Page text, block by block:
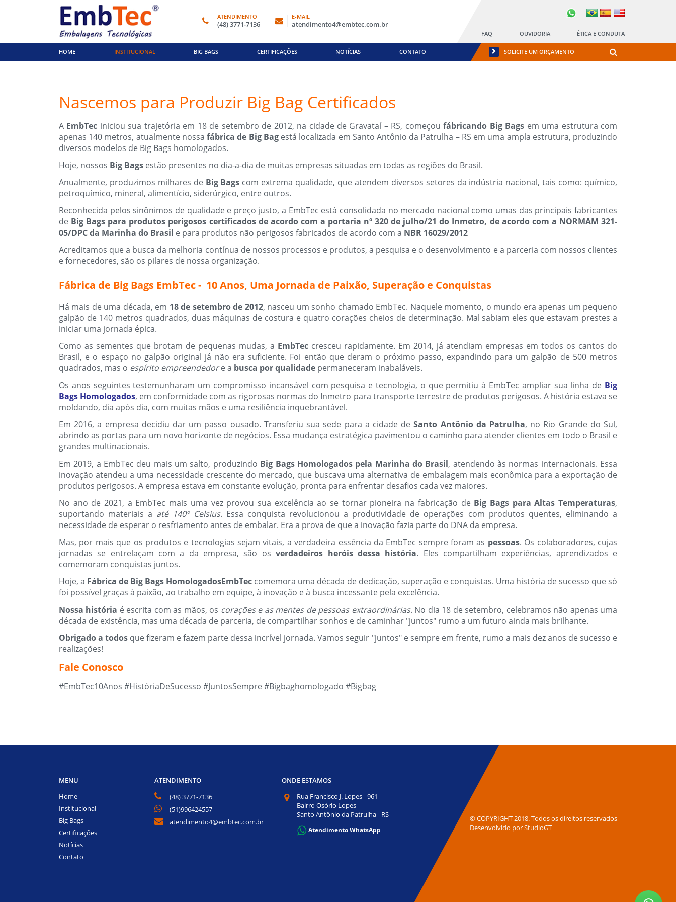
ATENDIMENTO
(48) 3771-7136
E-MAIL
atendimento4@embtec.com.br
FAQ OUVIDORIA ÉTICA E CONDUTA
HOME INSTITUCIONAL BIG BAGS CERTIFICAÇÕES NOTÍCIAS CONTATO SOLICITE UM ORÇAMENTO
Nascemos para Produzir Big Bag Certificados
A EmbTec iniciou sua trajetória em 18 de setembro de 2012, na cidade de Gravataí – RS, começou fábricando Big Bags em uma estrutura com
apenas 140 metros, atualmente nossafábrica de Big Bagestá localizada em Santo Antônio da Patrulha – RS em uma ampla estrutura, produzindo
diversos modelos de Big Bags homologados.
Hoje, nossos Big Bags estão presentes no dia-a-dia de muitas empresas situadas em todas as regiões do Brasil.
Anualmente, produzimos milhares de Big Bags com extrema qualidade, que atendem diversos setores da indústria nacional, tais como: químico,
petroquímico, mineral, alimentício, siderúrgico, entre outros.
Reconhecida pelos sinônimos de qualidade e preço justo, a EmbTec está consolidada no mercado nacional como umas das principais fabricantes
de Big Bags para produtos perigosos certificados de acordo com a portaria nº 320 de julho/21 do Inmetro, de acordo com a NORMAM 321-
05/DPC da Marinha do Brasil e para produtos não perigosos fabricados de acordo com a NBR 16029/2012
Acreditamos que a busca da melhoria contínua de nossos processos e produtos, a pesquisa e o desenvolvimento e a parceria com nossos clientes
e fornecedores, são os pilares de nossa organização.
Fábrica de Big Bags EmbTec - 10 Anos, Uma Jornada de Paixão, Superação e Conquistas
Há mais de uma década, em 18 de setembro de 2012, nasceu um sonho chamado EmbTec. Naquele momento, o mundo era apenas um pequeno
galpão de 140 metros quadrados, duas máquinas de costura e quatro corações cheios de determinação. Mal sabiam eles que estavam prestes a
iniciar uma jornada épica.
Como as sementes que brotam de pequenas mudas, a EmbTec cresceu rapidamente. Em 2014, já atendiam empresas em todos os cantos do
Brasil, e o espaço no galpão original já não era suficiente. Foi então que deram o próximo passo, expandindo para um galpão de 500 metros
quadrados, mas o espírito empreendedore a busca por qualidade permaneceram inabaláveis.
Os anos seguintes testemunharam um compromisso incansável com pesquisa e tecnologia, o que permitiu à EmbTec ampliar sua linha de Big
Bags Homologados, em conformidade com as rigorosas normas do Inmetro para transporte terrestre de produtos perigosos. A história estava se
moldando, dia após dia, com muitas mãos e uma resiliência inquebrantável.
Em 2016, a empresa decidiu dar um passo ousado. Transferiu sua sede para a cidade deSanto Antônio da Patrulha, no Rio Grande do Sul,
abrindo as portas para um novo horizonte de negócios. Essa mudança estratégica pavimentou o caminho para atender clientes em todo o Brasil e
grandes multinacionais.
Em 2019, a EmbTec deu mais um salto, produzindo Big Bags Homologados pela Marinha do Brasil, atendendo às normas internacionais. Essa
inovação atendeu a uma necessidade crescente do mercado, que buscava uma alternativa de embalagem mais econômica para a exportação de
produtos perigosos. A empresa estava em constante evolução, pronta para enfrentar desafios cada vez maiores.
No ano de 2021, a EmbTec mais uma vez provou sua excelência ao se tornar pioneira na fabricação de Big Bags para Altas Temperaturas,
suportando materiais a até 140º Celsius. Essa conquista revolucionou a produtividade de operações com produtos quentes, eliminando a
necessidade de esperar o resfriamento antes de embalar. Era a prova de que a inovação fazia parte do DNA da empresa.
Mas, por mais que os produtos e tecnologias sejam vitais, a verdadeira essência da EmbTec sempre foram as pessoas. Os colaboradores, cujas
jornadas se entrelaçam com a da empresa, são osverdadeiros heróis dessa história. Eles compartilham experiências, aprendizados e
comemoram conquistas juntos.
Hoje, a Fábrica de Big Bags HomologadosEmbTec comemora uma década de dedicação, superação e conquistas. Uma história de sucesso que só
foi possível graças à paixão, ao trabalho em equipe, à inovação e à busca incessante pela excelência.
Nossa história é escrita com as mãos, os corações e as mentes de pessoas extraordinárias. No dia 18 de setembro, celebramos não apenas uma
década de existência, mas uma década de parceria, de compartilhar sonhos e de caminhar "juntos" rumo a um futuro ainda mais brilhante.
Obrigado a todos que fizeram e fazem parte dessa incrível jornada. Vamos seguir "juntos" e sempre em frente, rumo a mais dez anos de sucesso e
realizações!
Fale Conosco
#EmbTec10Anos #HistóriaDeSucesso #JuntosSempre #Bigbaghomologado #Bigbag
MENU
Home
Institucional
Big Bags
Certificações
Notícias
Contato
ATENDIMENTO
(48) 3771-7136
(51)996424557
atendimento4@embtec.com.br
ONDE ESTAMOS
Rua Francisco J. Lopes - 961
Bairro Osório Lopes
Santo Antônio da Patrulha - RS
Atendimento WhatsApp
© COPYRIGHT 2018. Todos os direitos reservados
Desenvolvido porStudioGT